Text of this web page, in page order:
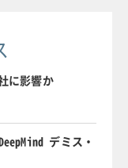
に影響か
デミス・